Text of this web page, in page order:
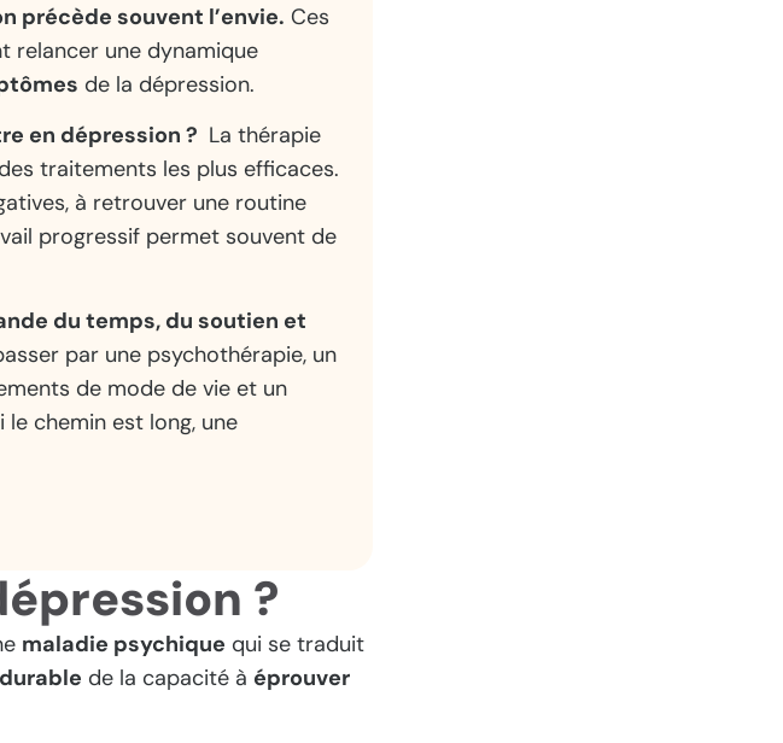
précède souvent l’envie. Ces
relancer une dynamique
de la dépression.
en dépression ? La thérapie
traitements les plus efficaces.
à retrouver une routine
progressif permet souvent de
du temps, du soutien et
par une psychothérapie, un
de mode de vie et un
chemin est long, une
?
maladie psychique qui se traduit
de la capacité à éprouver